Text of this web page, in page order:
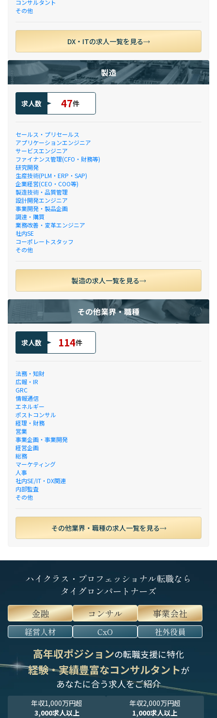
コンサルタント
その他
DX・ITの求人一覧を見る
製造
求人数 47件
セールス・プリセールス
アプリケーションエンジニア
サービスエンジニア
ファイナンス管理(CFO・財務等)
研究開発
生産技術(PLM・ERP・SAP)
企業経営(CEO・COO等)
製造技術・品質管理
設計開発エンジニア
事業開発・製品企画
調達・購買
業務改善・変革エンジニア
社内SE
コーポレートスタッフ
その他
製造の求人一覧を見る
その他業界・職種
求人数 114件
法務・知財
広報・IR
GRC
情報通信
エネルギー
ポストコンサル
経理・財務
営業
事業企画・事業開発
経営企画
総務
マーケティング
人事
社内SE/IT・DX関連
内部監査
その他
その他業界・職種の求人一覧を見る
ハイクラス・プロフェッショナル転職なら
タイグロンパートナーズ
金融
コンサル 事業会社
経営人材 CxO 社外役員
高年収ポジションの転職支援に特化
経験・実績豊富なコンサルタントが
あなたに合う求人をご紹介
年収1,000万円超
3,000求人以上
年収2,000万円超
1,000求人以上